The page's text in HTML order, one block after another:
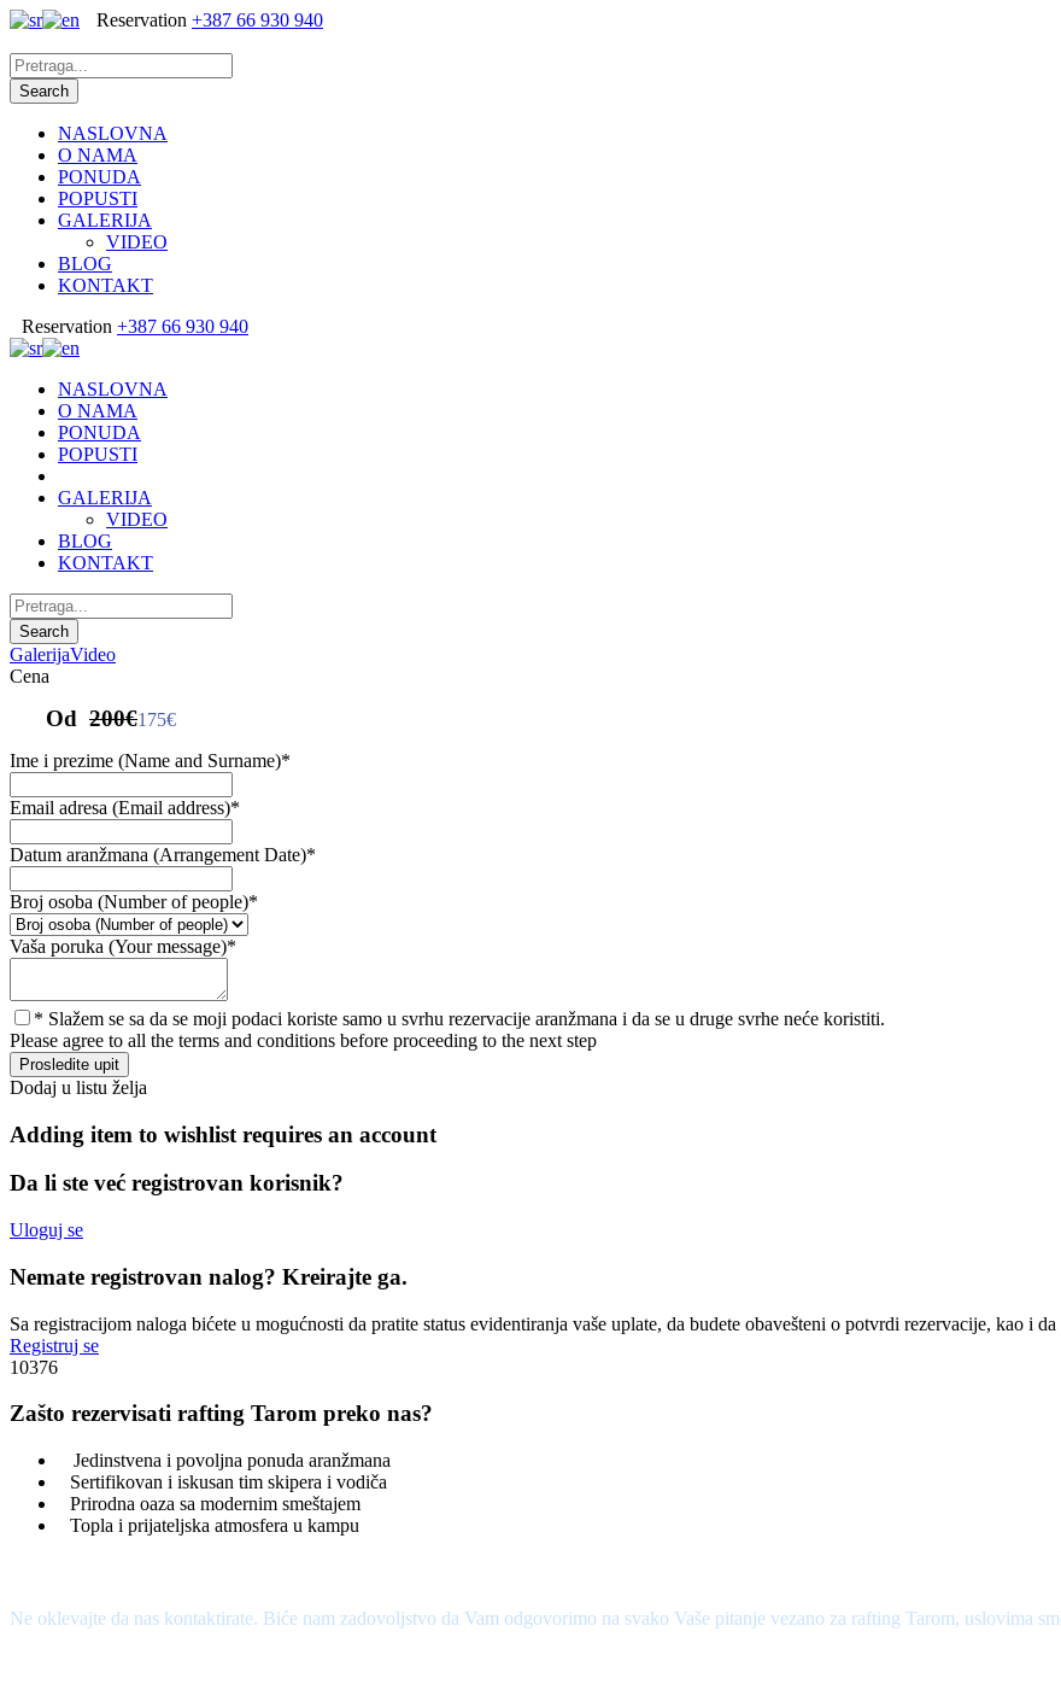
Reservation +387 66 930 940
NASLOVNA
O NAMA
PONUDA
POPUSTI
GALERIJA
VIDEO
BLOG
KONTAKT
Reservation +387 66 930 940
NASLOVNA
O NAMA
PONUDA
POPUSTI
GALERIJA
VIDEO
BLOG
KONTAKT
GalerijaVideo
Cena
Od 200€175€
Ime i prezime (Name and Surname)*
Email adresa (Email address)*
Datum aranžmana (Arrangement Date)*
Broj osoba (Number of people)*
Vaša poruka (Your message)*
* Slažem se sa da se moji podaci koriste samo u svrhu rezervacije aranžmana i da se u druge svrhe neće koristiti.
Please agree to all the terms and conditions before proceeding to the next step
Dodaj u listu želja
Adding item to wishlist requires an account
Da li ste već registrovan korisnik?
Uloguj se
Nemate registrovan nalog? Kreirajte ga.
Sa registracijom naloga bićete u mogućnosti da pratite status evidentiranja vaše uplate, da budete obavešteni o potvrdi rezervacije, kao i
Registruj se
10376
Zašto rezervisati rafting Tarom preko nas?
Jedinstvena i povoljna ponuda aranžmana
Sertifikovan i iskusan tim skipera i vodiča
Prirodna oaza sa modernim smeštajem
Topla i prijateljska atmosfera u kampu
Ne oklevajte da nas kontaktirate. Biće nam zadovoljstvo da Vam odgovorimo na svako Vaše pitanje vezano za rafting Tarom, uslovima